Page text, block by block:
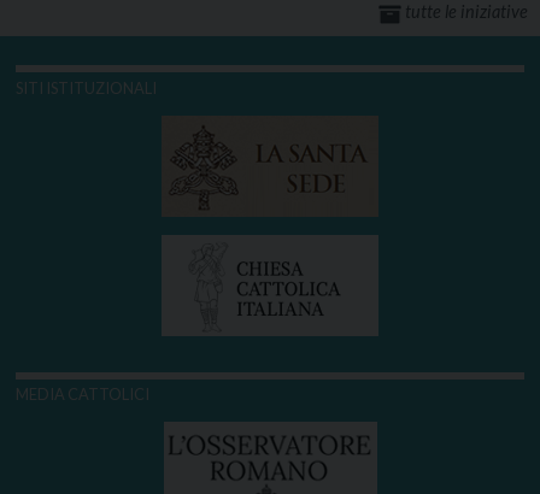
tutte le iniziative
SITI ISTITUZIONALI
MEDIA CATTOLICI